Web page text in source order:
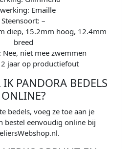
Emaille
Steensoort: –
diep, 15.2mm hoog, 12.4mm
breed
niet mee zwemmen
2 jaar op productiefout
IK PANDORA BEDELS
ONLINE?
bedels, voeg ze toe aan je
bestel eenvoudig online bij